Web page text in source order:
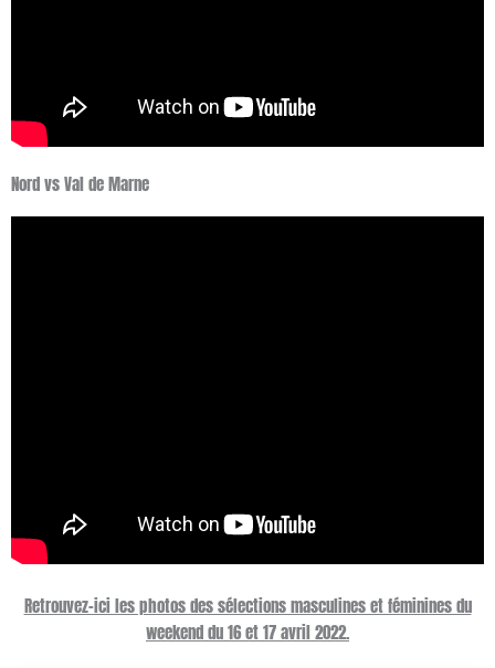
Nord vs Val de Marne
Retrouvez-ici les photos des sélections masculines et féminines du
weekend du 16 et 17 avril 2022.